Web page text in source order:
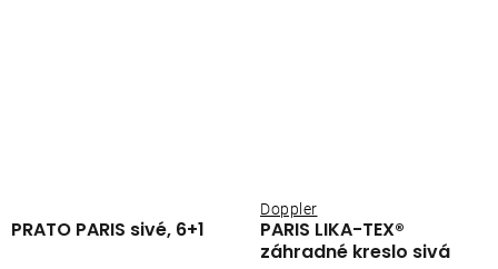
PRATO PARIS sivé, 6+1
PARIS LIKA-TEX®
záhradné kreslo sivá
Doppler